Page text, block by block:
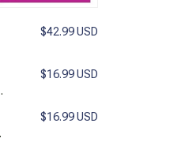
$42.99 USD
$16.99 USD
$16.99 USD